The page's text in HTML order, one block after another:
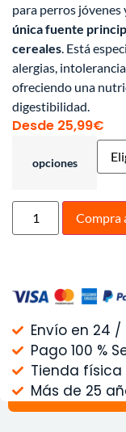
para perros jóvenes
única fuente
cereales . Está
alergias,
ofreciendo una
digestibilidad.
Desde 25,99€
opciones
Compra
Envío en 24 /
Pago 100 %
Tienda física
Más de 25